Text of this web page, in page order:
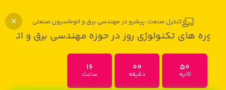
کنترل صنعت، پیشرو در مهندسی برق و اتوماسیون صنعتی
روز در حوزه مهندسی برق و اتوماسیون
16
ساعت
00
دقیقه
49
ثانیه